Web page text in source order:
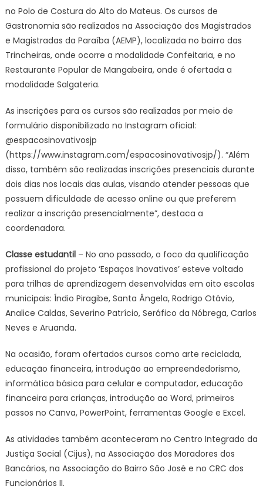
no Polo de Costura do Alto do Mateus. Os cursos de
Gastronomia são realizados na Associação dos Magistrados
e Magistradas da Paraíba (AEMP), localizada no bairro das
Trincheiras, onde ocorre a modalidade Confeitaria, e no
Restaurante Popular de Mangabeira, onde é ofertada a
modalidade Salgateria.
As inscrições para os cursos são realizadas por meio de
formulário disponibilizado no Instagram oficial:
@espacosinovativosjp
(https://www.instagram.com/espacosinovativosjp/). “Além
disso, também são realizadas inscrições presenciais durante
dois dias nos locais das aulas, visando atender pessoas que
possuem dificuldade de acesso online ou que preferem
realizar a inscrição presencialmente”, destaca a
coordenadora.
Classe estudantil– No ano passado, o foco da qualificação
profissional do projeto ‘Espaços Inovativos’ esteve voltado
para trilhas de aprendizagem desenvolvidas em oito escolas
municipais: Índio Piragibe, Santa Ângela, Rodrigo Otávio,
Analice Caldas, Severino Patrício, Seráfico da Nóbrega, Carlos
Neves e Aruanda.
Na ocasião, foram ofertados cursos como arte reciclada,
educação financeira, introdução ao empreendedorismo,
informática básica para celular e computador, educação
financeira para crianças, introdução ao Word, primeiros
passos no Canva, PowerPoint, ferramentas Google e Excel.
As atividades também aconteceram no Centro Integrado da
Justiça Social (Cijus), na Associação dos Moradores dos
Bancários, na Associação do Bairro São José e no CRC dos
Funcionários II.